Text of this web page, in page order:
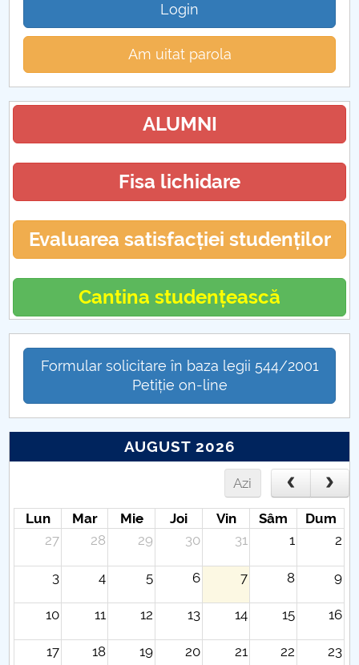
Login
Am uitat parola
ALUMNI
Fisa lichidare
Evaluarea satisfacției studenților
Cantina studențească
Formular solicitare în baza legii 544/2001
Petiție on-line
AUGUST 2026
Azi
Lun Mar Mie Joi Vin Sâm
Dum
27
28 29 30 31 1 2
3 4 5 6 7 8 9
10 11 12 13 14 15 16
17 18 19 20 21 22 23